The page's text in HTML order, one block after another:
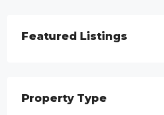
Featured Listings
Property Type